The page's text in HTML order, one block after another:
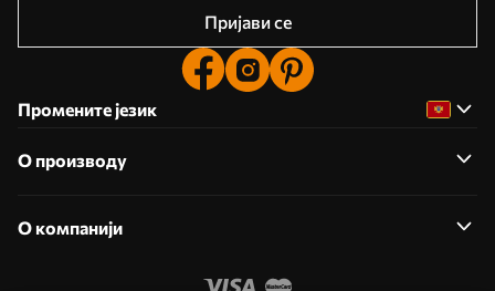
Пријави се
Промените језик
О производу
О компанији